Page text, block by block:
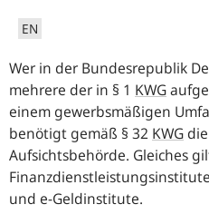
EN
Wer in der Bundesrepublik
mehrere der in § 1 KWG
einem gewerbsmäßigen
benötigt gemäß § 32 KWG
Aufsichtsbehörde. Gleiches
und e-Geldinstitute.